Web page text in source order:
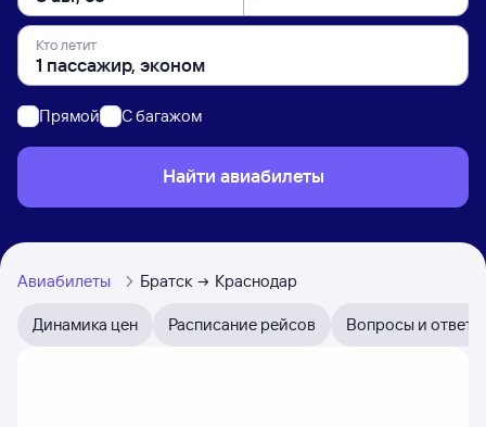
Кто летит
Прямой C багажом
Найти авиабилеты
Авиабилеты Братск Краснодар
Динамика цен Расписание рейсов Вопросы и ответы